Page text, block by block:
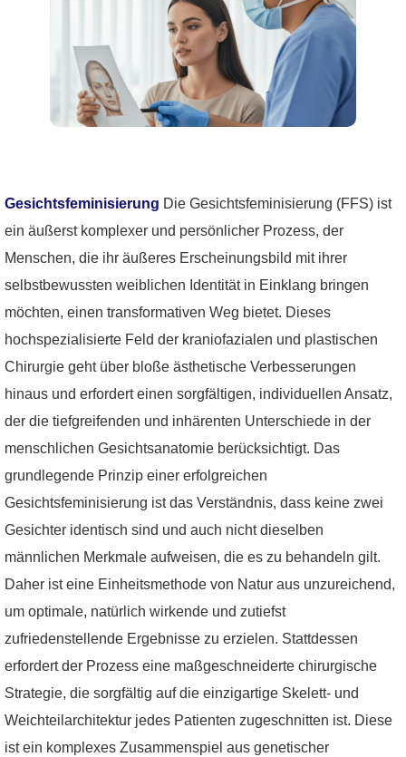
Gesichtsfeminisierung Die Gesichtsfeminisierung (FFS) ist
ein äußerst komplexer und persönlicher Prozess, der
Menschen, die ihr äußeres Erscheinungsbild mit ihrer
selbstbewussten weiblichen Identität in Einklang bringen
möchten, einen transformativen Weg bietet. Dieses
hochspezialisierte Feld der kraniofazialen und plastischen
Chirurgie geht über bloße ästhetische Verbesserungen
hinaus und erfordert einen sorgfältigen, individuellen Ansatz,
der die tiefgreifenden und inhärenten Unterschiede in der
menschlichen Gesichtsanatomie berücksichtigt. Das
grundlegende Prinzip einer erfolgreichen
Gesichtsfeminisierung ist das Verständnis, dass keine zwei
Gesichter identisch sind und auch nicht dieselben
männlichen Merkmale aufweisen, die es zu behandeln gilt.
Daher ist eine Einheitsmethode von Natur aus unzureichend,
um optimale, natürlich wirkende und zutiefst
zufriedenstellende Ergebnisse zu erzielen. Stattdessen
erfordert der Prozess eine maßgeschneiderte chirurgische
Strategie, die sorgfältig auf die einzigartige Skelett- und
Weichteilarchitektur jedes Patienten zugeschnitten ist. Diese
ist ein komplexes Zusammenspiel aus genetischer